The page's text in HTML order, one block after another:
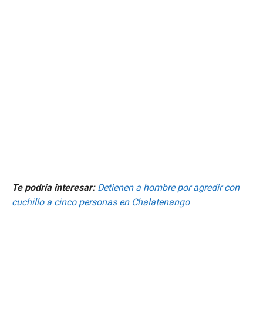
Te podría interesar: Detienen a hombre por agredir con
cuchillo a cinco personas en Chalatenango